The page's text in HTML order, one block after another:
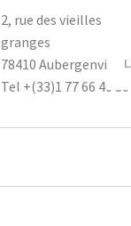
2, rue des vieilles
granges
78410 Aubergenville
Tel +(33)1 77 66 40 80